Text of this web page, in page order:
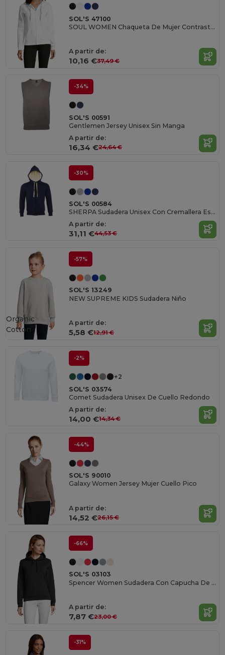
SOL'S 47100
SOUL WOMEN Chaqueta De Mujer Contrastada Con Capucha
A partir de:
10,16 €37,49 €
-34%
SOL'S 00591
Gentlemen Jersey Unisex Sin Manga
A partir de:
16,34 €24,64 €
-30%
SOL'S 00584
SHERPA Sudadera Unisex Con Cremallera Estilo "Sherpa"
A partir de:
31,11 €44,53 €
-57%
SOL'S 13249
NEW SUPREME KIDS Sudadera Niño
A partir de:
5,58 €12,91 €
Organic
Cotton
-2%
+2
SOL'S 03574
Comet Sudadera Unisex De Cuello Redondo
A partir de:
14,00 €14,34 €
-44%
SOL'S 90010
Galaxy Women Jersey Mujer Cuello Pico
A partir de:
14,52 €26,15 €
-66%
SOL'S 03103
Spencer Women Sudadera Con Capucha De Mujer
A partir de:
7,87 €23,00 €
-31%